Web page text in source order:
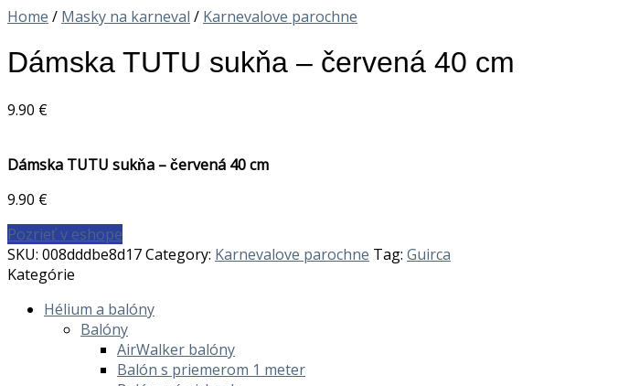
Home / Masky na karneval / Karnevalove parochne
Dámska TUTU sukňa – červená 40 cm
9.90 €
Dámska TUTU sukňa – červená 40 cm
9.90 €
Pozrieť v eshope
SKU: 008dddbe8d17Category: Karnevalove parochne Tag: Guirca
Kategórie
Hélium a balóny
Balóny
AirWalker balóny
Balón s priemerom 1 meter